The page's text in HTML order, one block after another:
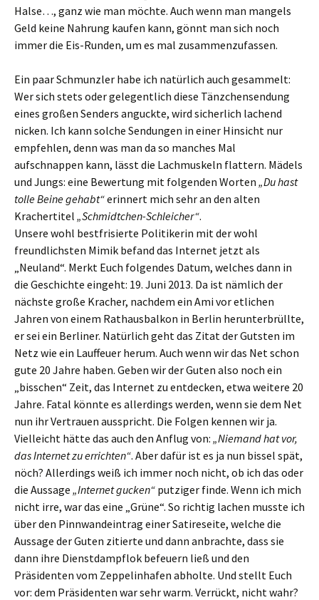
Halse…, ganz wie man möchte. Auch wenn man mangels
Geld keine Nahrung kaufen kann, gönnt man sich noch
immer die Eis-Runden, um es mal zusammenzufassen.
Ein paar Schmunzler habe ich natürlich auch gesammelt:
Wer sich stets oder gelegentlich diese Tänzchensendung
eines großen Senders anguckte, wird sicherlich lachend
nicken. Ich kann solche Sendungen in einer Hinsicht nur
empfehlen, denn was man da so manches Mal
aufschnappen kann, lässt die Lachmuskeln flattern. Mädels
und Jungs: eine Bewertung mit folgenden Worten „Du hast
tolle Beine gehabt“erinnert mich sehr an den alten
Krachertitel „Schmidtchen-Schleicher“.
Unsere wohl bestfrisierte Politikerin mit der wohl
freundlichsten Mimik befand das Internet jetzt als
„Neuland“. Merkt Euch folgendes Datum, welches dann in
die Geschichte eingeht: 19. Juni 2013. Da ist nämlich der
nächste große Kracher, nachdem ein Ami vor etlichen
Jahren von einem Rathausbalkon in Berlin herunterbrüllte,
er sei ein Berliner. Natürlich geht das Zitat der Gutsten im
Netz wie ein Lauffeuer herum. Auch wenn wir das Net schon
gute 20 Jahre haben. Geben wir der Guten also noch ein
„bisschen“ Zeit, das Internet zu entdecken, etwa weitere 20
Jahre. Fatal könnte es allerdings werden, wenn sie dem Net
nun ihr Vertrauen ausspricht. Die Folgen kennen wir ja.
Vielleicht hätte das auch den Anflug von: „Niemand hat vor,
das Internet zu errichten“. Aber dafür ist es ja nun bissel spät,
nöch? Allerdings weiß ich immer noch nicht, ob ich das oder
die Aussage „Internet gucken“ putziger finde. Wenn ich mich
nicht irre, war das eine „Grüne“. So richtig lachen musste ich
über den Pinnwandeintrag einer Satireseite, welche die
Aussage der Guten zitierte und dann anbrachte, dass sie
dann ihre Dienstdampflok befeuern ließ und den
Präsidenten vom Zeppelinhafen abholte. Und stellt Euch
vor: dem Präsidenten war sehr warm. Verrückt, nicht wahr?